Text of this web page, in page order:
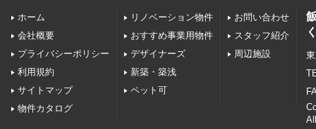
ホーム
会社概要
プライバシーポリシー
利用規約
サイトマップ
物件カタログ
リノベーション物件
おすすめ事業用物件
デザイナーズ
新築・築浅
ペット可
お問い合わせ
スタッフ紹介
周辺施設